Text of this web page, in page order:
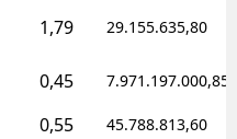
Konya
Kütahya
Malatya
1,79 29.155.635,80
0,45 7.971.197.000,85
0,55 45.788.813,60